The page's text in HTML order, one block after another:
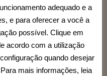
no próximo 18 de
o evento “Brasile
organizado
e degli Esperti
em parceria com o
adequado e a
e para oferecer a você a
possível. Clique em
acordo com a utilização
quando desejar
mais informações, leia